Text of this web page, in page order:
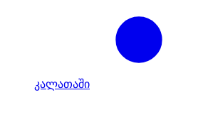
კალათაში